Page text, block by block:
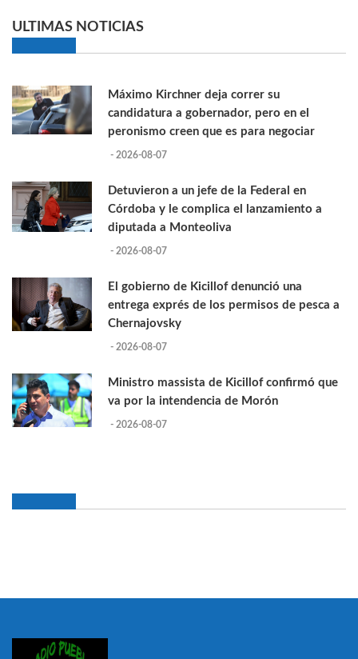
ULTIMAS NOTICIAS
Máximo Kirchner deja correr su
candidatura a gobernador, pero en el
peronismo creen que es para negociar
- 2026-08-07
Detuvieron a un jefe de la Federal en
Córdoba y le complica el lanzamiento a
diputada a Monteoliva
- 2026-08-07
El gobierno de Kicillof denunció una
entrega exprés de los permisos de pesca a
Chernajovsky
- 2026-08-07
Ministro massista de Kicillof confirmó que
va por la intendencia de Morón
- 2026-08-07